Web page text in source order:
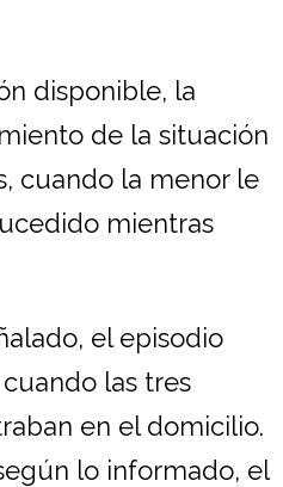
disponible, la
de la situación
cuando la menor le
mientras
el episodio
las tres
en el domicilio.
lo informado, el